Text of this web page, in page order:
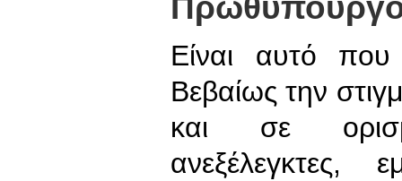
Είναι αυτό που
Βεβαίως την
και σε
ανεξέλεγκτες,